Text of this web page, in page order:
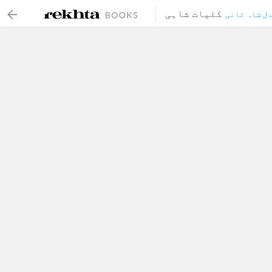
کلیات شاہی شاہ ثانی